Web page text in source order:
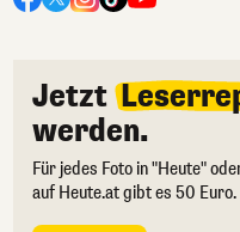
Jetzt
werden.
Für jedes Foto in "Heute"
auf Heute.at gibt es 50 Euro.